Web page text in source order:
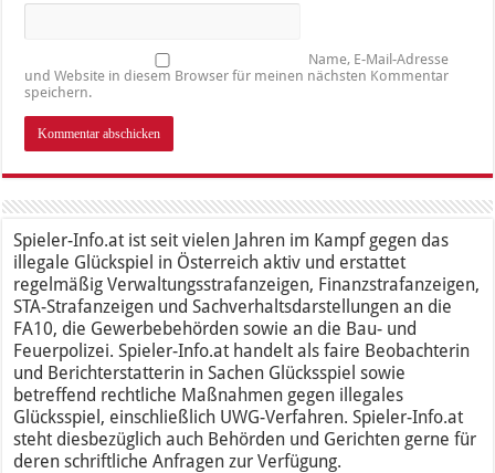
Name, E-Mail-Adresse
und Website in diesem Browser für meinen nächsten Kommentar
speichern.
Spieler-Info.at ist seit vielen Jahren im Kampf gegen das
illegale Glückspiel in Österreich aktiv und erstattet
regelmäßig Verwaltungsstrafanzeigen, Finanzstrafanzeigen,
STA-Strafanzeigen und Sachverhaltsdarstellungen an die
FA10, die Gewerbebehörden sowie an die Bau- und
Feuerpolizei. Spieler-Info.at handelt als faire Beobachterin
und Berichterstatterin in Sachen Glücksspiel sowie
betreffend rechtliche Maßnahmen gegen illegales
Glücksspiel, einschließlich UWG-Verfahren. Spieler-Info.at
steht diesbezüglich auch Behörden und Gerichten gerne für
deren schriftliche Anfragen zur Verfügung.